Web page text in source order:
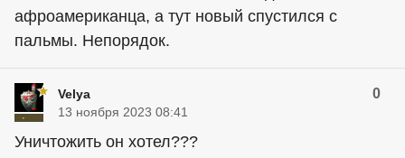
афроамериканца, а тут новый спустился с
пальмы. Непорядок.
Velya 0
13 ноября 2023 08:41
Уничтожить он хотел???